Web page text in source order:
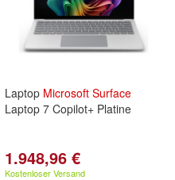
Laptop Microsoft Surface
Laptop 7 Copilot+ Platine
1.948,96 €
Kostenloser Versand